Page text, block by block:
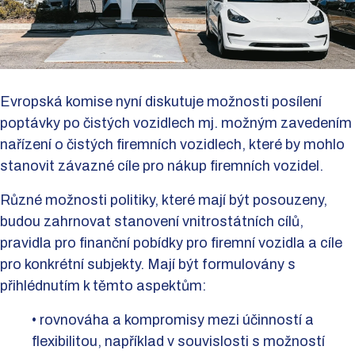
Evropská komise nyní diskutuje možnosti posílení
poptávky po čistých vozidlech mj. možným zavedením
nařízení o čistých firemních vozidlech, které by mohlo
stanovit závazné cíle pro nákup firemních vozidel.
Různé možnosti politiky, které mají být posouzeny,
budou zahrnovat stanovení vnitrostátních cílů,
pravidla pro finanční pobídky pro firemní vozidla a cíle
pro konkrétní subjekty. Mají být formulovány s
přihlédnutím k těmto aspektům:
• rovnováha a kompromisy mezi účinností a
flexibilitou, například v souvislosti s možností